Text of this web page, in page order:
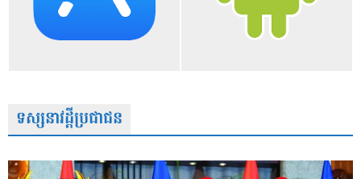
ទស្សនាវដ្តីប្រជាជន